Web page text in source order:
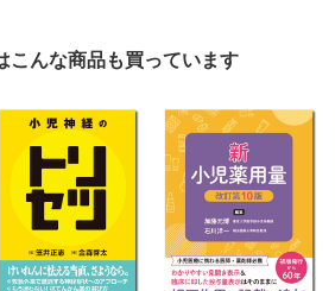
ターとは （田熊 立）
導 （平岩幹男）
幹男）
）
害の考え方
神尾陽子）
こんな商品も買っています